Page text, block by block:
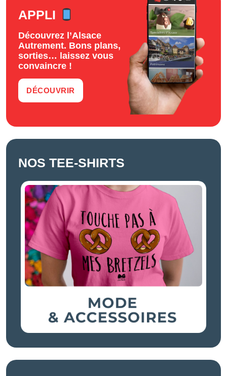
APPLI
Découvrez l’Alsace
Autrement. Bons plans,
sorties… laissez vous
convaincre !
DÉCOUVRIR
NOS TEE-SHIRTS